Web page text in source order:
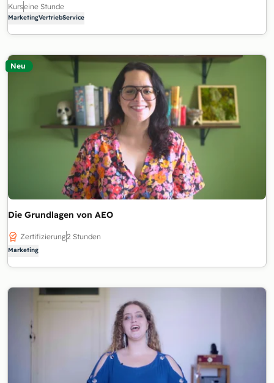
Kurseine Stunde
MarketingVertriebService
Neu
Die Grundlagen von AEO
Zertifizierung2 Stunden
Marketing